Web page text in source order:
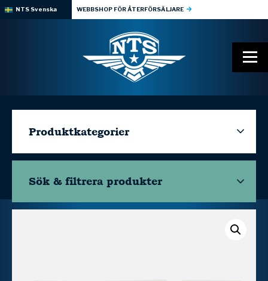
NTS Svenska WEBBSHOP FÖR ÅTERFÖRSÄLJARE
Produktkategorier
Sök & filtrera produkter